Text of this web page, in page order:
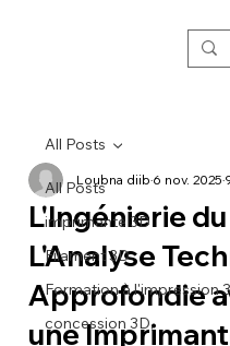
All Posts
imprimante 3D
Filament 3D
Formation à l'impression
concession 3D,
All Posts
L'Ingénierie
L'Analyse
Approfondie
une
Loubna diib6 nov. 2025